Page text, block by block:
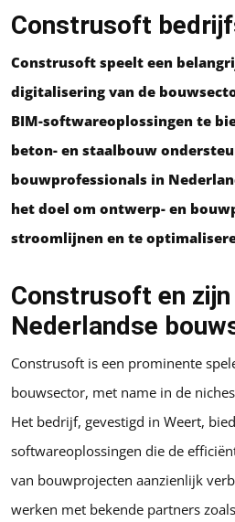
Construsoft
Construsoft speelt een
digitalisering van de
BIM-softwareoplossingen te
beton- en staalbouw
bouwprofessionals in
het doel om ontwerp- en
stroomlijnen en te
Construsoft en
Nederlandse
Construsoft is een prominente
bouwsector, met name in de
Het bedrijf, gevestigd in Weert,
softwareoplossingen die de
van bouwprojecten aanzienlijk
werken met bekende partners